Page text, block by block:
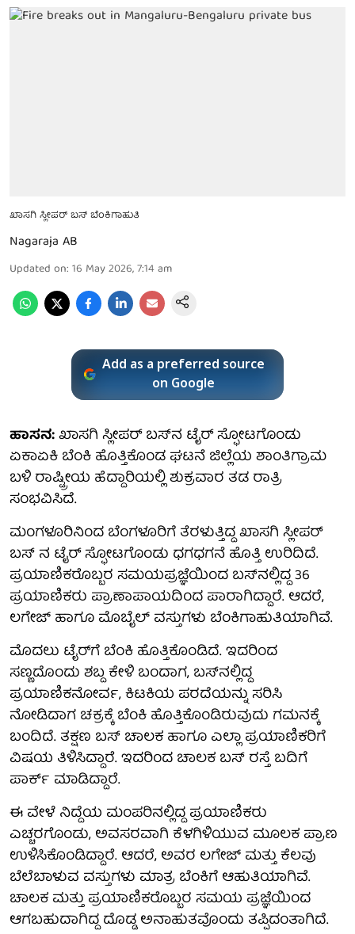
ಖಾಸಗಿ ಸ್ಲೀಪರ್​ ಬಸ್ ಬೆಂಕಿಗಾಹುತಿ
Nagaraja AB
Updated on: 16 May 2026, 7:14 am
Add as a preferred source
on Google
ಹಾಸನ:ಖಾಸಗಿ ಸ್ಲೀಪರ್ ಬಸ್​ನ ಟೈರ್ ಸ್ಫೋಟಗೊಂಡು
ಏಕಾಏಕಿ ಬೆಂಕಿ ಹೊತ್ತಿಕೊಂಡ ಘಟನೆ ಜಿಲ್ಲೆಯ ಶಾಂತಿಗ್ರಾಮ
ಬಳಿ ರಾಷ್ಟ್ರೀಯ ಹೆದ್ದಾರಿಯಲ್ಲಿ ಶುಕ್ರವಾರ ತಡ ರಾತ್ರಿ
ಸಂಭವಿಸಿದೆ.
ಮಂಗಳೂರಿನಿಂದ ಬೆಂಗಳೂರಿಗೆ ತೆರಳುತ್ತಿದ್ದ ಖಾಸಗಿ ಸ್ಲೀಪರ್
ಬಸ್ ನ ಟೈರ್ ಸ್ಫೋಟಗೊಂಡು ಧಗಧಗನೆ ಹೊತ್ತಿ ಉರಿದಿದೆ.
ಪ್ರಯಾಣಿಕರೊಬ್ಬರ ಸಮಯಪ್ರಜ್ಞೆಯಿಂದ ಬಸ್​ನಲ್ಲಿದ್ದ 36
ಪ್ರಯಾಣಿಕರು ಪ್ರಾಣಾಪಾಯದಿಂದ ಪಾರಾಗಿದ್ದಾರೆ. ಆದರೆ,
ಲಗೇಜ್ ಹಾಗೂ ಮೊಬೈಲ್ ವಸ್ತುಗಳು ಬೆಂಕಿಗಾಹುತಿಯಾಗಿವೆ.
ಮೊದಲು ಟೈರ್​ಗೆ ಬೆಂಕಿ ಹೊತ್ತಿಕೊಂಡಿದೆ. ಇದರಿಂದ
ಸಣ್ಣದೊಂದು ಶಬ್ದ ಕೇಳಿ ಬಂದಾಗ, ಬಸ್​ನಲ್ಲಿದ್ದ
ಪ್ರಯಾಣಿಕನೋರ್ವ, ಕಿಟಕಿಯ ಪರದೆಯನ್ನು ಸರಿಸಿ
ನೋಡಿದಾಗ ಚಕ್ರಕ್ಕೆ ಬೆಂಕಿ ಹೊತ್ತಿಕೊಂಡಿರುವುದು ಗಮನಕ್ಕೆ
ಬಂದಿದೆ. ತಕ್ಷಣ ಬಸ್​ ಚಾಲಕ ಹಾಗೂ ಎಲ್ಲಾ ಪ್ರಯಾಣಿಕರಿಗೆ
ವಿಷಯ ತಿಳಿಸಿದ್ದಾರೆ. ಇದರಿಂದ ಚಾಲಕ ಬಸ್​ ರಸ್ತೆ ಬದಿಗೆ
ಪಾರ್ಕ್​ ಮಾಡಿದ್ದಾರೆ.
ಈ ವೇಳೆ ನಿದ್ದೆಯ ಮಂಪರಿನಲ್ಲಿದ್ದ ಪ್ರಯಾಣಿಕರು
ಎಚ್ಚರಗೊಂಡು, ಅವಸರವಾಗಿ ಕೆಳಗಿಳಿಯುವ ಮೂಲಕ ಪ್ರಾಣ
ಉಳಿಸಿಕೊಂಡಿದ್ದಾರೆ. ಆದರೆ, ಅವರ ಲಗೇಜ್ ಮತ್ತು ಕೆಲವು
ಬೆಲೆಬಾಳುವ ವಸ್ತುಗಳು ಮಾತ್ರ ಬೆಂಕಿಗೆ ಆಹುತಿಯಾಗಿವೆ.
ಚಾಲಕ ಮತ್ತು ಪ್ರಯಾಣಿಕರೊಬ್ಬರ ಸಮಯ ಪ್ರಜ್ಞೆಯಿಂದ
ಆಗಬಹುದಾಗಿದ್ದ ದೊಡ್ಡ ಅನಾಹುತವೊಂದು ತಪ್ಪಿದಂತಾಗಿದೆ.